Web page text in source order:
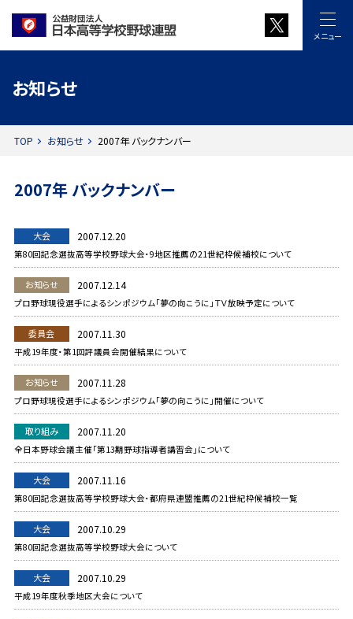
メニュー
お知らせ
TOP お知らせ 2007年 バックナンバー
2007年 バックナンバー
大会 2007.12.20
第80回記念選抜高等学校野球大会・9地区推薦の21世紀枠候補校について
お知らせ 2007.12.14
プロ野球現役選手によるシンポジウム「夢の向こうに」ＴＶ放映予定について
委員会 2007.11.30
平成19年度・第1回評議員会開催結果について
お知らせ 2007.11.28
プロ野球現役選手によるシンポジウム「夢の向こうに」開催について
取り組み 2007.11.20
全日本野球会議主催「第13期野球指導者講習会」について
大会 2007.11.16
第80回記念選抜高等学校野球大会・都府県連盟推薦の21世紀枠候補校一覧
大会 2007.10.29
第80回記念選抜高等学校野球大会について
大会 2007.10.29
平成19年度秋季地区大会について